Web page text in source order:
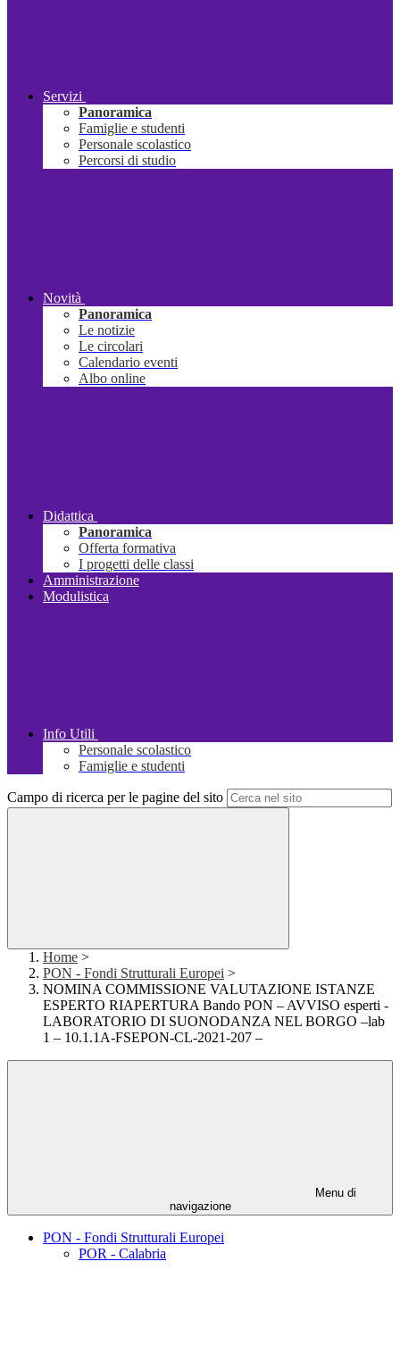
Servizi
Panoramica
Famiglie e studenti
Personale scolastico
Percorsi di studio
Novità
Panoramica
Le notizie
Le circolari
Calendario eventi
Albo online
Didattica
Panoramica
Offerta formativa
I progetti delle classi
Amministrazione
Modulistica
Info Utili
Personale scolastico
Famiglie e studenti
Campo di ricerca per le pagine del sito
Home >
PON - Fondi Strutturali Europei >
NOMINA COMMISSIONE VALUTAZIONE ISTANZE
ESPERTO RIAPERTURA Bando PON – AVVISO esperti -
LABORATORIO DI SUONODANZA NEL BORGO –lab
1 – 10.1.1A-FSEPON-CL-2021-207 –
Menu di
navigazione
PON - Fondi Strutturali Europei
POR - Calabria